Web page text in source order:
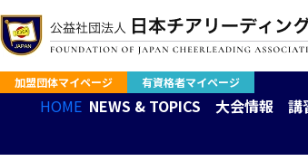
加盟団体マイページ 有資格者マイページ
HOME NEWS & TOPICS 大会情報 講